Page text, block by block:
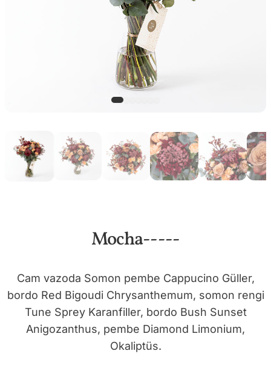
Mocha-----
Cam vazoda Somon pembe Cappucino Güller,
bordo Red Bigoudi Chrysanthemum, somon rengi
Tune Sprey Karanfiller, bordo Bush Sunset
Anigozanthus, pembe Diamond Limonium,
Okaliptüs.